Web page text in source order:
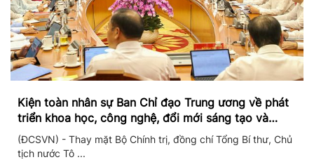
Kiện toàn nhân sự Ban Chỉ đạo Trung ương về phát
triển khoa học, công nghệ, đổi mới sáng tạo và
chuyển đổi số
(ĐCSVN) - Thay mặt Bộ Chính trị, đồng chí Tổng Bí thư, Chủ
tịch nước Tô ...